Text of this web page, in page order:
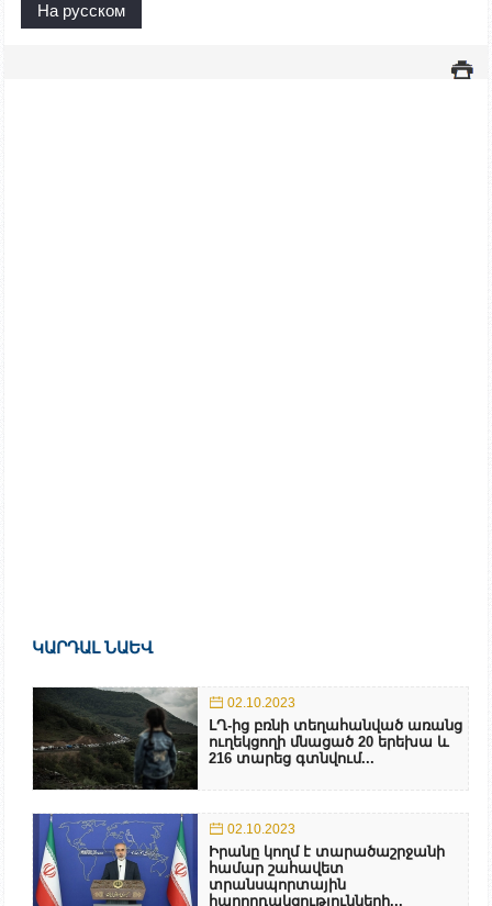
На русском
ԿԱՐԴԱԼ ՆԱԵՎ
02.10.2023
ԼՂ-ից բռնի տեղահանված առանց
ուղեկցողի մնացած 20 երեխա և
216 տարեց գտնվում...
02.10.2023
Իրանը կողմ է տարածաշրջանի
համար շահավետ
տրանսպորտային
հաղորդակցությունների...